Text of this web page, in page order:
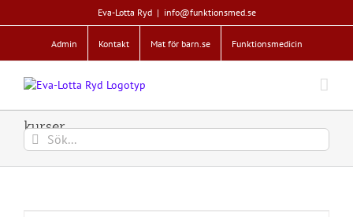
till
Eva-Lotta Ryd | info@funktionsmed.se
Admin Kontakt Mat för barn.se Funktionsmedicin
kurser
Sök
efter: